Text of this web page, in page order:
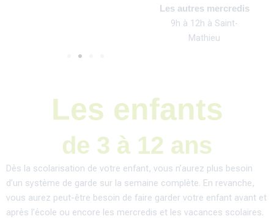
Les autres mercredis
9h à 12h à Saint-
Mathieu
Les enfants
de 3 à 12 ans
Dès la scolarisation de votre enfant, vous n’aurez plus besoin
d’un système de garde sur la semaine complète. En revanche,
vous aurez peut-être besoin de faire garder votre enfant avant et
après l’école ou encore les mercredis et les vacances scolaires.